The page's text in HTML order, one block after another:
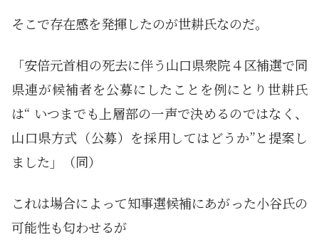
そこで存在感を発揮したのが世耕氏なのだ。
「安倍元首相の死去に伴う山口県衆院４区補選で同
県連が候補者を公募にしたことを例にとり世耕氏
は“ いつまでも上層部の一声で決めるのではなく、
山口県方式（公募）を採用してはどうか”と提案し
ました」（同）
これは場合によって知事選候補にあがった小谷氏の
可能性も匂わせるが